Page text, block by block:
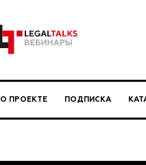
О ПРОЕКТЕ ПОДПИСКА